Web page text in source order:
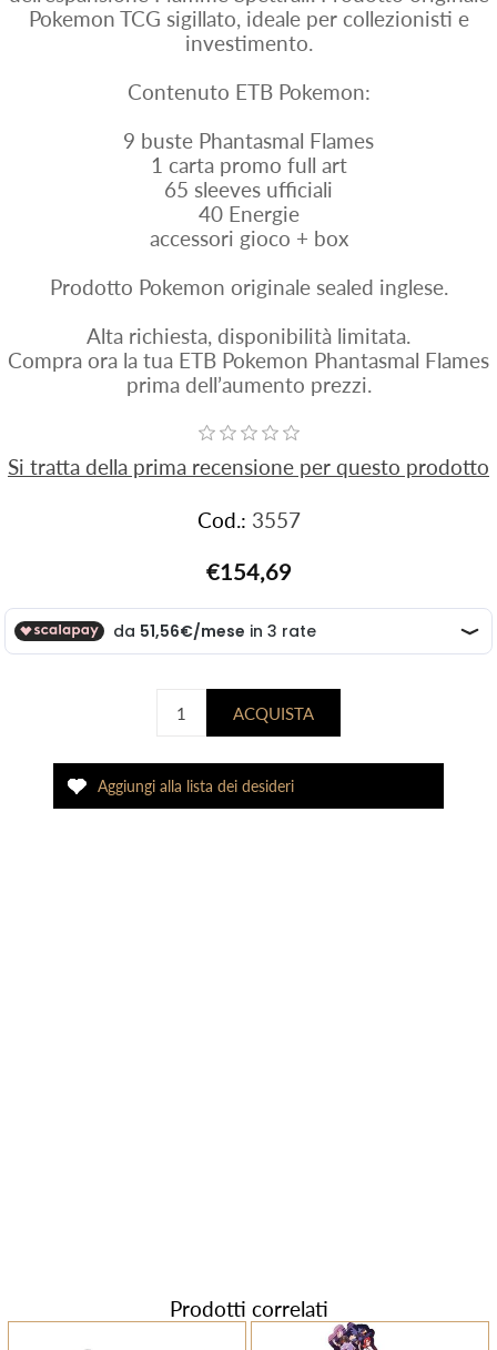
Pokemon TCG sigillato, ideale per collezionisti e
investimento.
Contenuto ETB Pokemon:
9 buste Phantasmal Flames
1 carta promo full art
65 sleeves ufficiali
40 Energie
accessori gioco + box
Prodotto Pokemon originale sealed inglese.
Alta richiesta, disponibilità limitata.
Compra ora la tua ETB Pokemon Phantasmal Flames
prima dell’aumento prezzi.
Si tratta della prima recensione per questo prodotto
Cod.: 3557
€154,69
Prodotti correlati